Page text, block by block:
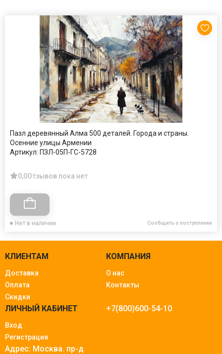
Пазл деревянный Алма 500 деталей. Города и страны.
Осенние улицы Армении
Артикул: ПЗЛ-05П-ГС-5728
0,0Отзывов пока нет
Нет в наличии Сообщить о поступлении
КЛИЕНТАМ
Доставка
Оплата
Скидки
КОМПАНИЯ
О нас
Контакты
ЛИЧНЫЙ КАБИНЕТ
Вход
Регистрация
+7(800)600-54-10
Адрес: Москва. пр-д